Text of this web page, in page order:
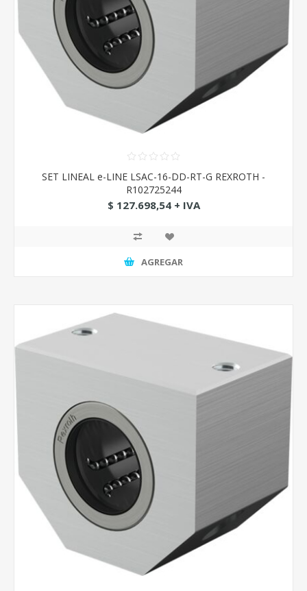
SET LINEAL e-LINE LSAC-16-DD-RT-G REXROTH -
R102725244
$ 127.698,54 + IVA
AGREGAR